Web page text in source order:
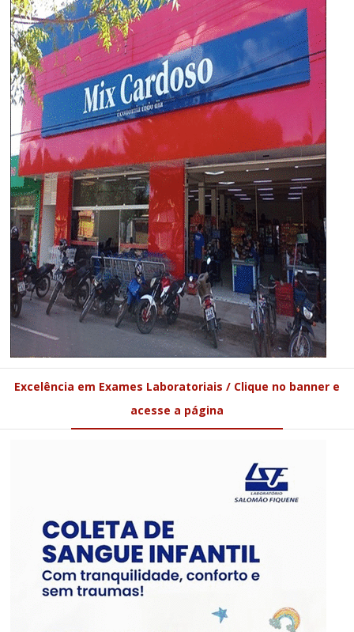
Excelência em Exames Laboratoriais / Clique no banner e
acesse a página